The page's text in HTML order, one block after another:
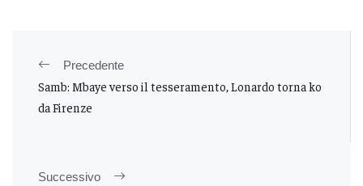
Precedente
Samb: Mbaye verso il tesseramento, Lonardo torna ko
da Firenze
Successivo